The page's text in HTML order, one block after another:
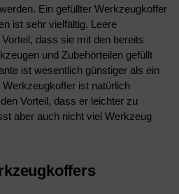
Ein gefüllter Werkzeugkoffer
ist sehr vielfältig. Leere
dass sie mit den bereits
und Zubehörteilen gefüllt
ist wesentlich günstiger als ein
ist natürlich
Vorteil, dass er leichter zu
aber auch nicht viel Werkzeug